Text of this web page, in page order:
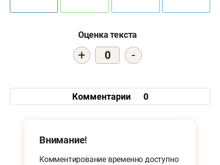
Оценка текста
+ 0 -
Комментарии 0
Внимание!
Комментирование временно доступно